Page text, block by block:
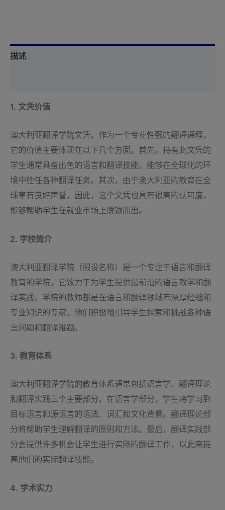
描述
1. 文凭价值
澳大利亚翻译学院文凭，作为一个专业性强的翻译课程，
它的价值主要体现在以下几个方面。首先，持有此文凭的
学生通常具备出色的语言和翻译技能，能够在全球化的环
境中胜任各种翻译任务。其次，由于澳大利亚的教育在全
球享有良好声誉，因此，这个文凭也具有很高的认可度，
能够帮助学生在就业市场上脱颖而出。
2. 学校简介
澳大利亚翻译学院（假设名称）是一个专注于语言和翻译
教育的学院，它致力于为学生提供最前沿的语言教学和翻
译实践。学院的教师都是在语言和翻译领域有深厚经验和
专业知识的专家，他们积极地引导学生探索和挑战各种语
言问题和翻译难题。
3. 教育体系
澳大利亚翻译学院的教育体系通常包括语言学、翻译理论
和翻译实践三个主要部分。在语言学部分，学生将学习到
目标语言和源语言的语法、词汇和文化背景。翻译理论部
分将帮助学生理解翻译的原则和方法。最后，翻译实践部
分会提供许多机会让学生进行实际的翻译工作，以此来提
高他们的实际翻译技能。
4. 学术实力